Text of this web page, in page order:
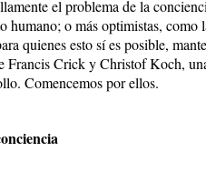
el problema de la
humano; o más optimistas, como
quienes esto sí es posible,
Francis Crick y Christof Koch,
Comencemos por ellos.